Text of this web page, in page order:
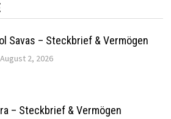
Savas – Steckbrief & Vermögen
August 2, 2026
– Steckbrief & Vermögen